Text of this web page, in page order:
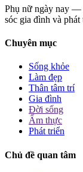
Phụ nữ ngày nay —
sóc gia đình và
Chuyên mục
Sống khỏe
Làm đẹp
Thân tâm trí
Gia đình
Đời sống
Ẩm thực
Phát triển
Chủ đề quan tâm